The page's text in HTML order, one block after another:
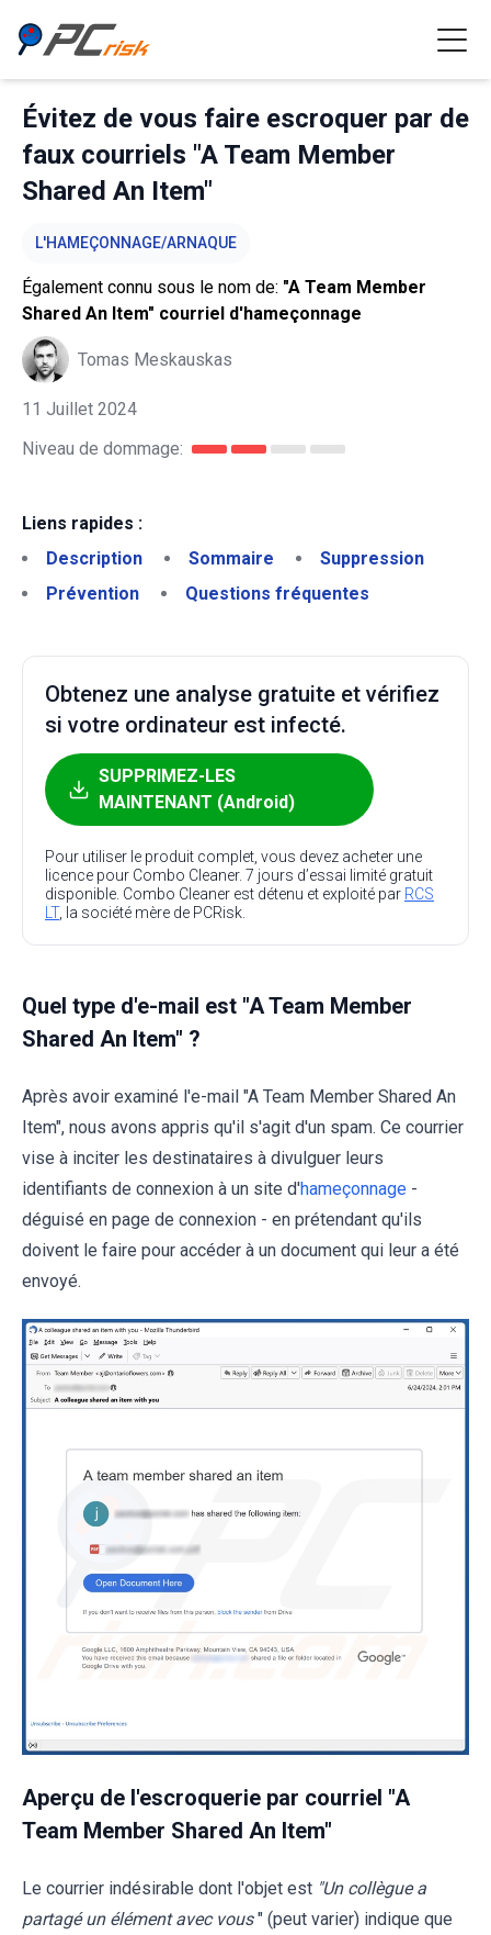
Évitez de vous faire escroquer par de
faux courriels "A Team Member
Shared An Item"
L'HAMEÇONNAGE/ARNAQUE
Également connu sous le nom de: "A Team Member
Shared An Item" courriel d'hameçonnage
Tomas Meskauskas
11 Juillet 2024
Niveau de dommage:
Liens rapides :
Description
Sommaire
Suppression
Prévention
Questions fréquentes
Obtenez une analyse gratuite et vérifiez
si votre ordinateur est infecté.
SUPPRIMEZ-LES
MAINTENANT (Android)
Pour utiliser le produit complet, vous devez acheter une
licence pour Combo Cleaner. 7 jours d’essai limité gratuit
disponible. Combo Cleaner est détenu et exploité par RCS
LT, la société mère de PCRisk.
Quel type d'e-mail est "A Team Member
Shared An Item" ?
Après avoir examiné l'e-mail "A Team Member Shared An
Item", nous avons appris qu'il s'agit d'un spam. Ce courrier
vise à inciter les destinataires à divulguer leurs
identifiants de connexion à un site d'hameçonnage -
déguisé en page de connexion - en prétendant qu'ils
doivent le faire pour accéder à un document qui leur a été
envoyé.
Aperçu de l'escroquerie par courriel "A
Team Member Shared An Item"
Le courrier indésirable dont l'objet est "Un collègue a
partagé un élément avec vous " (peut varier) indique que